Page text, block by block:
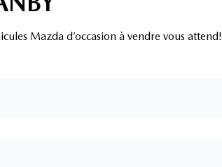
Mazda d’occasion à vendre vous attend!